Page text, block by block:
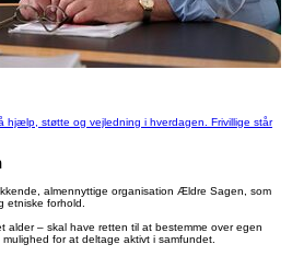
hjælp, støtte og vejledning i hverdagen. Frivillige står
almennyttige organisation Ældre Sagen, som
etniske forhold.
alder – skal have retten til at bestemme over egen
for at deltage aktivt i samfundet.